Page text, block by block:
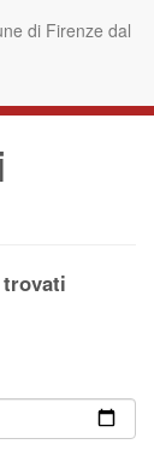
di Firenze dal
trovati